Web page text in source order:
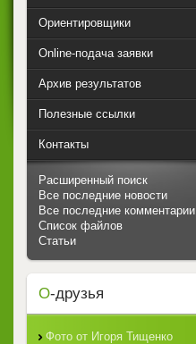
Ориентировщики
Online-подача заявки
Архив результатов
Полезные ссылки
Контакты
Расширенный поиск
Все последние новости
Все последние комментарии
Список файлов
Статьи
О-друзья
Фото от Игоря Тищенко